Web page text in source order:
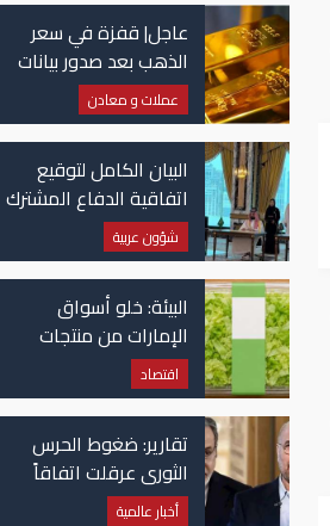
عاجل| قفزة في سعر
الذهب بعد صدور بيانات
الوظائف الأمريكية
عملات و معادن
البيان الكامل لتوقيع
اتفاقية الدفاع المشترك
بين السعودية وتركيا
وباكستان
شؤون عربية
البيئة: خلو أسواق
الإمارات من منتجات
الخس المرتبطة بتفشي
داء السيكلوسبورا
اقتصاد
تقارير: ضغوط الحرس
الثوري عرقلت اتفاقاً
وشيكاً حول هرمز
أخبار عالمية